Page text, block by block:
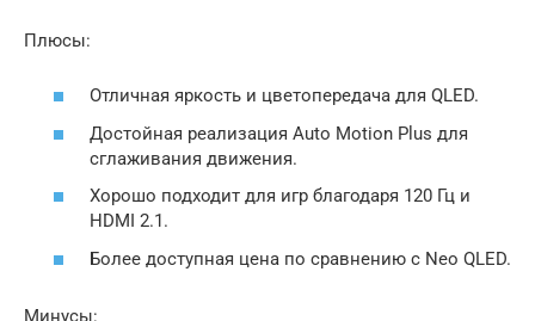
Плюсы:
Отличная яркость и цветопередача для QLED.
Достойная реализация Auto Motion Plus для
сглаживания движения.
Хорошо подходит для игр благодаря 120 Гц и
HDMI 2.1.
Более доступная цена по сравнению с Neo QLED.
Минусы: